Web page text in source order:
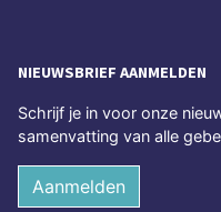
NIEUWSBRIEF AANMELDEN
Schrijf je in voor onze
samenvatting van alle
Aanmelden